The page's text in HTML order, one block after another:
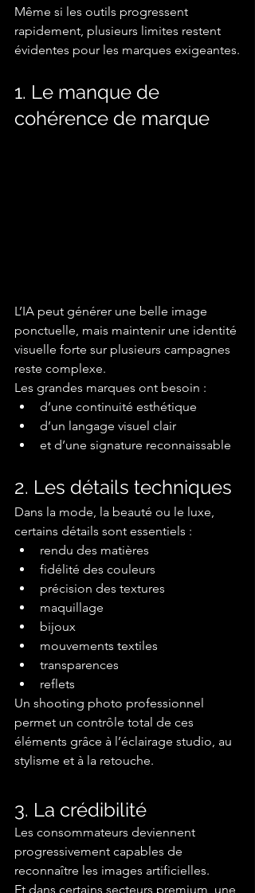
Même si les outils progressent
rapidement, plusieurs limites restent
évidentes pour les marques exigeantes.
1. Le manque de
cohérence de marque
L’IA peut générer une belle image
ponctuelle, mais maintenir une identité
visuelle forte sur plusieurs campagnes
reste complexe.
Les grandes marques ont besoin :
d’une continuité esthétique
d’un langage visuel clair
et d’une signature reconnaissable
2. Les détails techniques
Dans la mode, la beauté ou le luxe,
certains détails sont essentiels :
rendu des matières
fidélité des couleurs
précision des textures
maquillage
bijoux
mouvements textiles
transparences
reflets
Un shooting photo professionnel
permet un contrôle total de ces
éléments grâce à l’éclairage studio, au
stylisme et à la retouche.
3. La crédibilité
Les consommateurs deviennent
progressivement capables de
reconnaître les images artificielles.
Et dans certains secteurs premium, une